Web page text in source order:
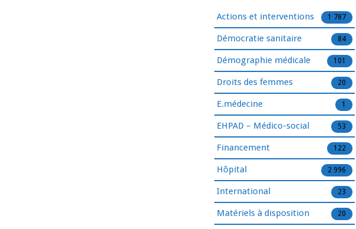
Actions et interventions 1 787
Démocratie sanitaire 84
Démographie médicale 101
Droits des femmes 20
E.médecine 1
EHPAD – Médico-social 53
Financement 122
Hôpital 2 996
International 23
Matériels à disposition 20